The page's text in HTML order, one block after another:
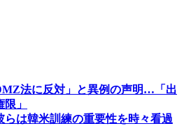
法に反対」と異例の声明…「出
」
らは韓米訓練の重要性を時々看過